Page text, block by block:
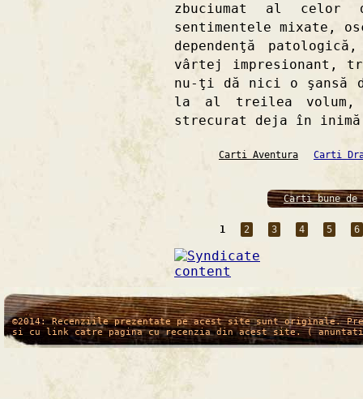
zbuciumat al
sentimentele mixate,
dependenţă
vârtej impresionant,
nu-ţi dă nici o şansă
la al treilea
strecurat deja în
Carti Aventura Carti
Carti bune
1 2 3 4 5 6
/* */
©2014: Recenziile prezentate pe acest site sunt originale.
si cu link catre pagina cu recenzia din acest site. (